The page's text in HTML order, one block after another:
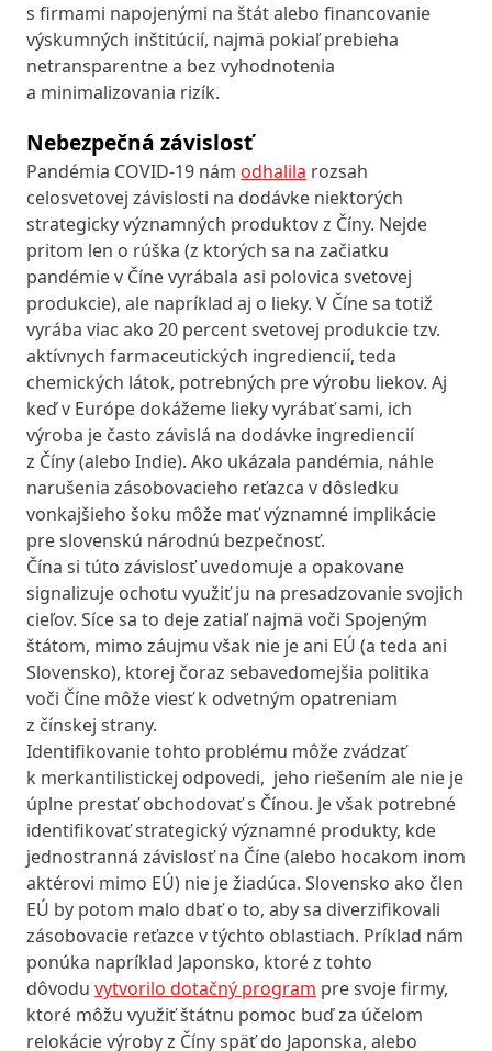
s firmami napojenými na štát alebo financovanie
výskumných inštitúcií, najmä pokiaľ prebieha
netransparentne a bez vyhodnotenia
a minimalizovania rizík.
Nebezpečná závislosť
Pandémia COVID-19 nám odhalila rozsah
celosvetovej závislosti na dodávke niektorých
strategicky významných produktov z Číny. Nejde
pritom len o rúška (z ktorých sa na začiatku
pandémie v Číne vyrábala asi polovica svetovej
produkcie), ale napríklad aj o lieky. V Číne sa totiž
vyrába viac ako 20 percent svetovej produkcie tzv.
aktívnych farmaceutických ingrediencií, teda
chemických látok, potrebných pre výrobu liekov. Aj
keď v Európe dokážeme lieky vyrábať sami, ich
výroba je často závislá na dodávke ingrediencií
z Číny (alebo Indie). Ako ukázala pandémia, náhle
narušenia zásobovacieho reťazca v dôsledku
vonkajšieho šoku môže mať významné implikácie
pre slovenskú národnú bezpečnosť.
Čína si túto závislosť uvedomuje a opakovane
signalizuje ochotu využiť ju na presadzovanie svojich
cieľov. Síce sa to deje zatiaľ najmä voči Spojeným
štátom, mimo záujmu však nie je ani EÚ (a teda ani
Slovensko), ktorej čoraz sebavedomejšia politika
voči Číne môže viesť k odvetným opatreniam
z čínskej strany.
Identifikovanie tohto problému môže zvádzať
k merkantilistickej odpovedi, jeho riešením ale nie je
úplne prestať obchodovať s Čínou. Je však potrebné
identifikovať strategický významné produkty, kde
jednostranná závislosť na Číne (alebo hocakom inom
aktérovi mimo EÚ) nie je žiadúca. Slovensko ako člen
EÚ by potom malo dbať o to, aby sa diverzifikovali
zásobovacie reťazce v týchto oblastiach. Príklad nám
ponúka napríklad Japonsko, ktoré z tohto
dôvodu vytvorilo dotačný program pre svoje firmy,
ktoré môžu využiť štátnu pomoc buď za účelom
relokácie výroby z Číny späť do Japonska, alebo